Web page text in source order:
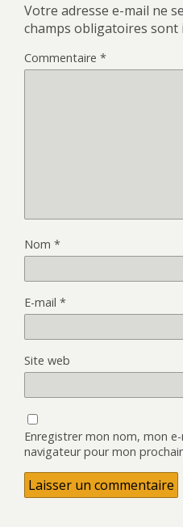
Votre adresse e-mail ne
champs obligatoires sont
Commentaire *
Nom *
E-mail *
Site web
Enregistrer mon nom, mon
navigateur pour mon